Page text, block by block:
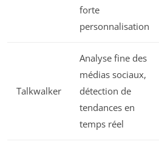
forte
personnalisation
Talkwalker
Analyse fine des
médias sociaux,
détection de
tendances en
temps réel